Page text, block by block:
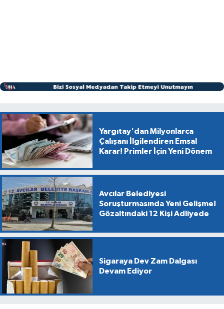
Yargıtay'dan Milyonlarca
Çalışanı İlgilendiren Emsal
Karar! Primler İçin Yeni Dönem
Avcılar Belediyesi
Soruşturmasında Yeni Gelişme!
Gözaltındaki 12 Kişi Adliyede
Sigaraya Dev Zam Dalgası
Devam Ediyor